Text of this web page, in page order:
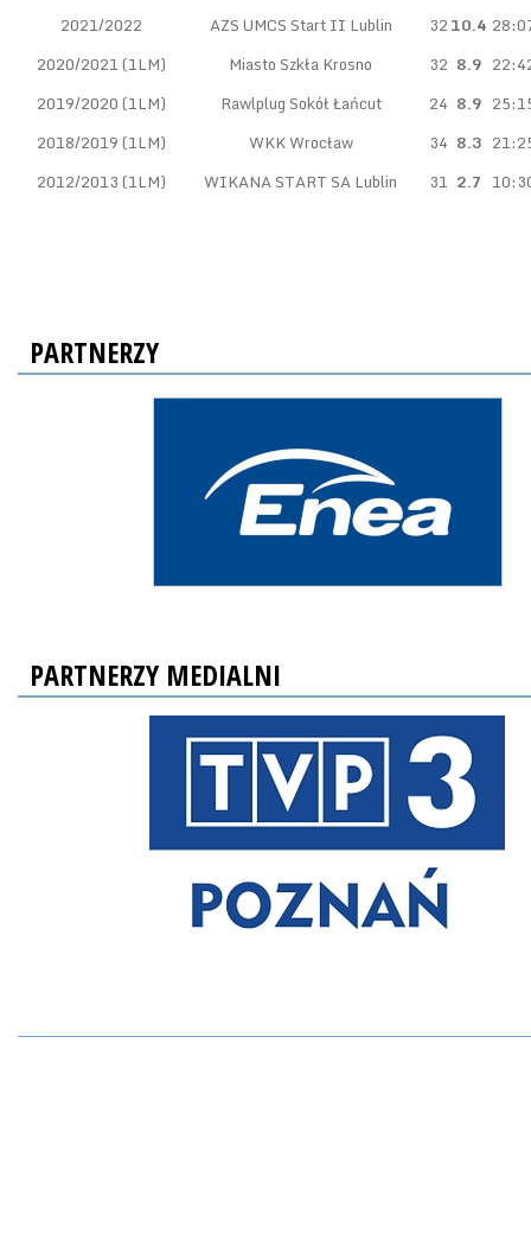
2021/2022
AZS UMCS Start II Lublin 3210.4
2020/2021 (1LM)
Miasto Szkła Krosno 32 8.9
2019/2020 (1LM)
Rawlplug Sokół Łańcut 24 8.9
2018/2019 (1LM)
WKK Wrocław 34 8.3
2012/2013 (1LM)
WIKANA START SA Lublin 31 2.7
PARTNERZY
PARTNERZY MEDIALNI